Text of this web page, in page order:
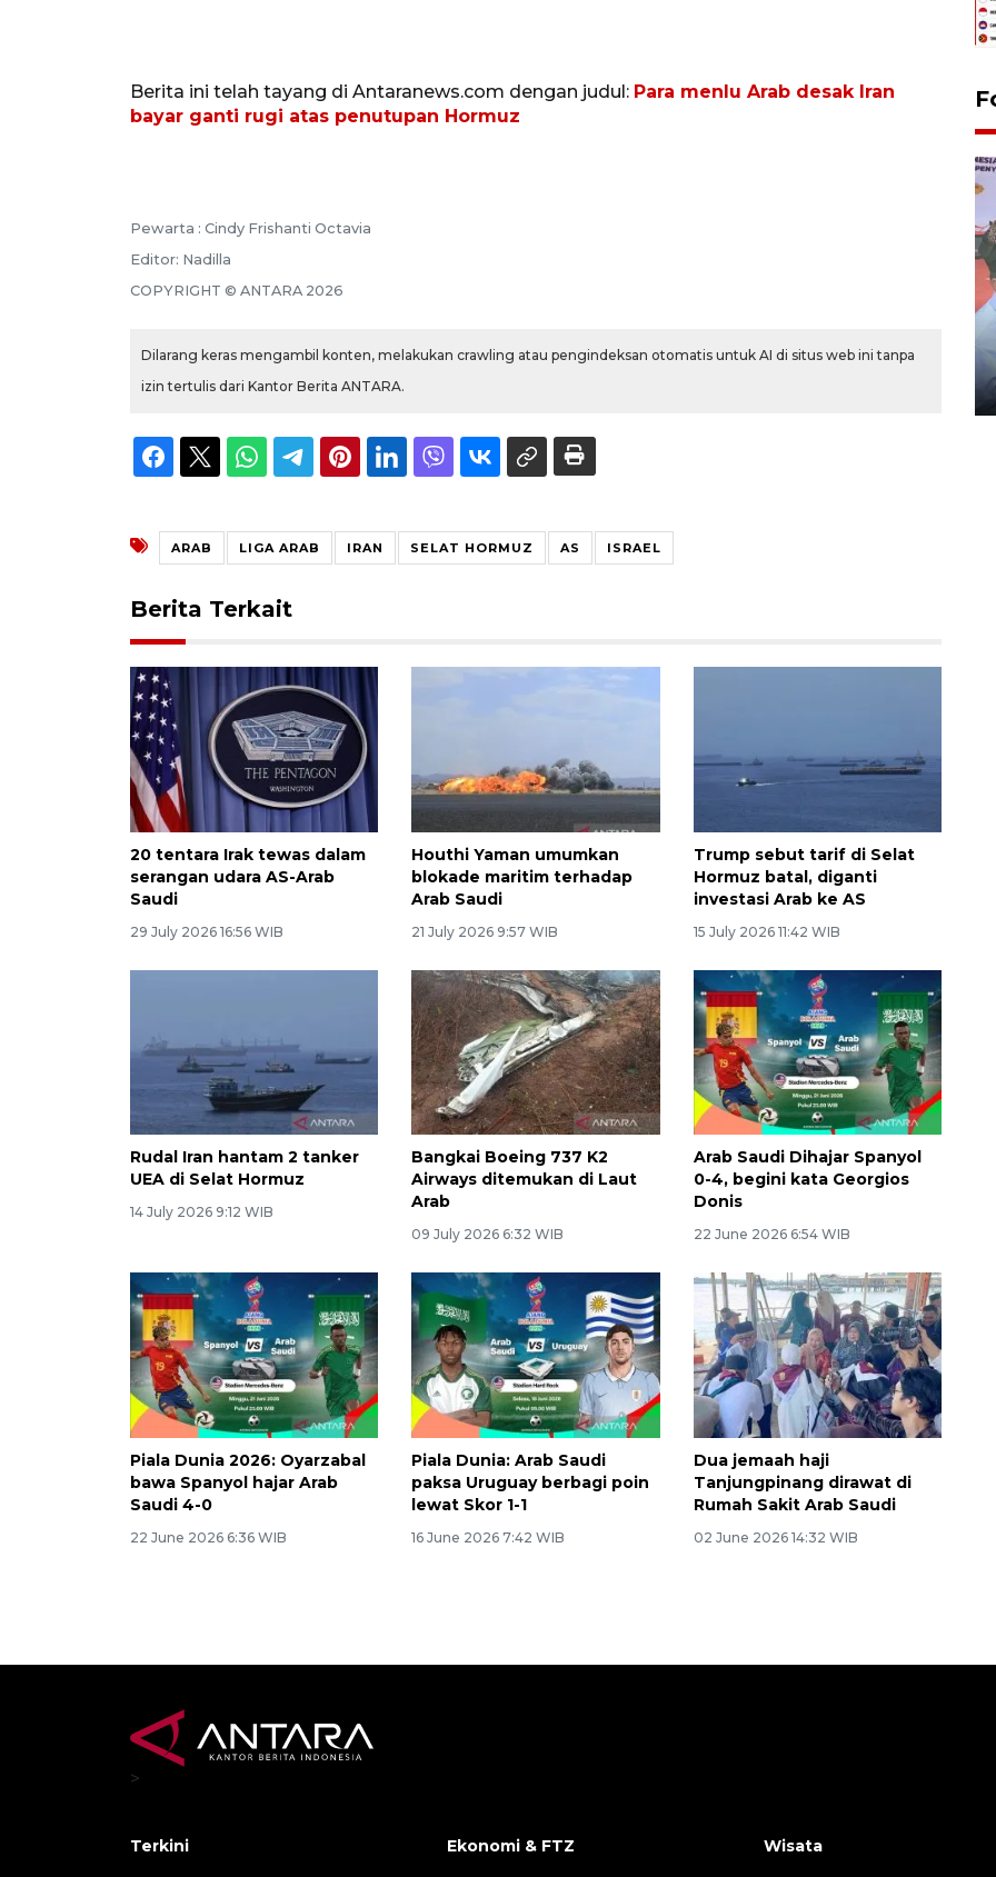
Berita ini telah tayang di Antaranews.com dengan judul: Para menlu Arab desak Iran
bayar ganti rugi atas penutupan Hormuz
Pewarta : Cindy Frishanti Octavia
Editor: Nadilla
COPYRIGHT © ANTARA 2026
Dilarang keras mengambil konten, melakukan crawling atau pengindeksan otomatis untuk AI di situs web ini tanpa
izin tertulis dari Kantor Berita ANTARA.
ARAB LIGA ARAB IRAN SELAT HORMUZ AS ISRAEL
Berita Terkait
20 tentara Irak tewas dalam
serangan udara AS-Arab
Saudi
29 July 2026 16:56 WIB
Houthi Yaman umumkan
blokade maritim terhadap
Arab Saudi
21 July 2026 9:57 WIB
Trump sebut tarif di Selat
Hormuz batal, diganti
investasi Arab ke AS
15 July 2026 11:42 WIB
Rudal Iran hantam 2 tanker
UEA di Selat Hormuz
14 July 2026 9:12 WIB
Bangkai Boeing 737 K2
Airways ditemukan di Laut
Arab
09 July 2026 6:32 WIB
Arab Saudi Dihajar Spanyol
0-4, begini kata Georgios
Donis
22 June 2026 6:54 WIB
Piala Dunia 2026: Oyarzabal
bawa Spanyol hajar Arab
Saudi 4-0
22 June 2026 6:36 WIB
Piala Dunia: Arab Saudi
paksa Uruguay berbagi poin
lewat Skor 1-1
16 June 2026 7:42 WIB
Dua jemaah haji
Tanjungpinang dirawat di
Rumah Sakit Arab Saudi
02 June 2026 14:32 WIB
gunakan mobil jenazah
>
Terkini
Ekonomi & FTZ
Wisata